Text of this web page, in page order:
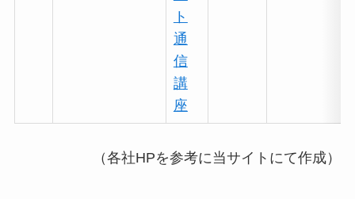
ト
通
信
講
座
（各社HPを参考に当サイトにて作成）